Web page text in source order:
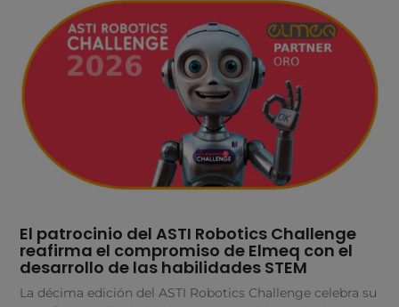
El patrocinio del ASTI Robotics Challenge
reafirma el compromiso de Elmeq con el
desarrollo de las habilidades STEM
La décima edición del ASTI Robotics Challenge celebra su